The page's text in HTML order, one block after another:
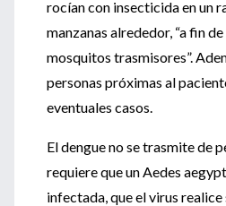
rocían con insecticida en un
manzanas alrededor, “a fin
mosquitos trasmisores”.
personas próximas al
eventuales casos.
El dengue no se trasmite de
requiere que un Aedes
infectada, que el virus